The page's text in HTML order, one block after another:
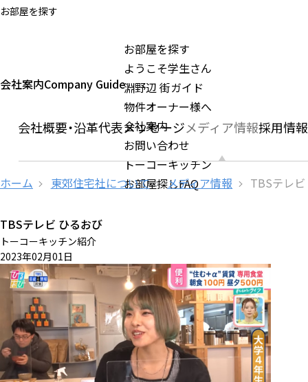
お部屋を探す
お部屋を探す
ようこそ学生さん
淵野辺 街ガイド
物件オーナー様へ
会社案内
お問い合わせ
トーコーキッチン
お部屋探しFAQ
会社案内Company Guide
会社概要・沿革代表メッセージメディア情報採用情報
ホーム 東郊住宅社について メディア情報 TBSテレ
TBSテレビ ひるおび
トーコーキッチン紹介
2023年02月01日